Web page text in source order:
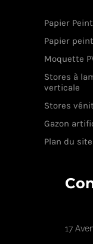
Papier Peint
Papier
Moquette
Stores à
verticale
Stores
Gazon
Plan du site
17